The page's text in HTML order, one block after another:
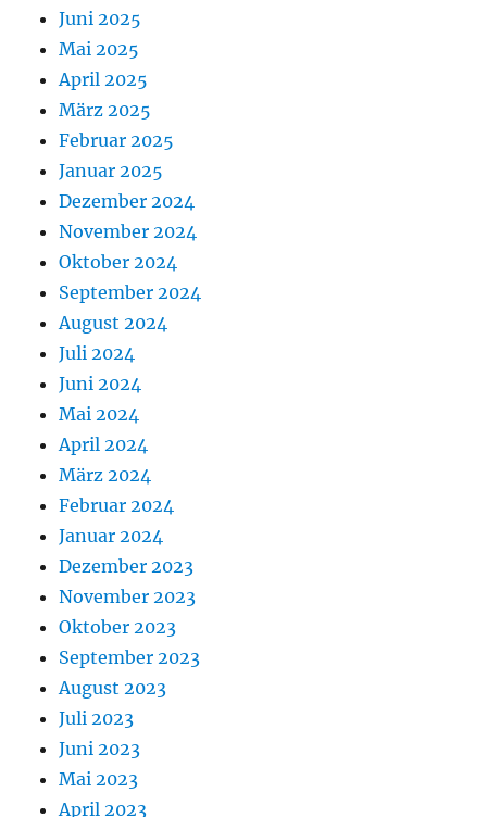
Juni 2025
Mai 2025
April 2025
März 2025
Februar 2025
Januar 2025
Dezember 2024
November 2024
Oktober 2024
September 2024
August 2024
Juli 2024
Juni 2024
Mai 2024
April 2024
März 2024
Februar 2024
Januar 2024
Dezember 2023
November 2023
Oktober 2023
September 2023
August 2023
Juli 2023
Juni 2023
Mai 2023
April 2023